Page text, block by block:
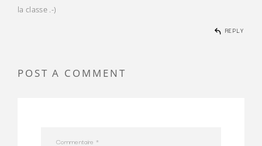
la classe .-)
REPLY
POST A COMMENT